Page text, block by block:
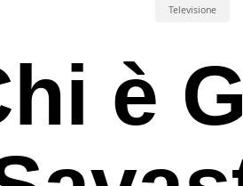
Televisione
è